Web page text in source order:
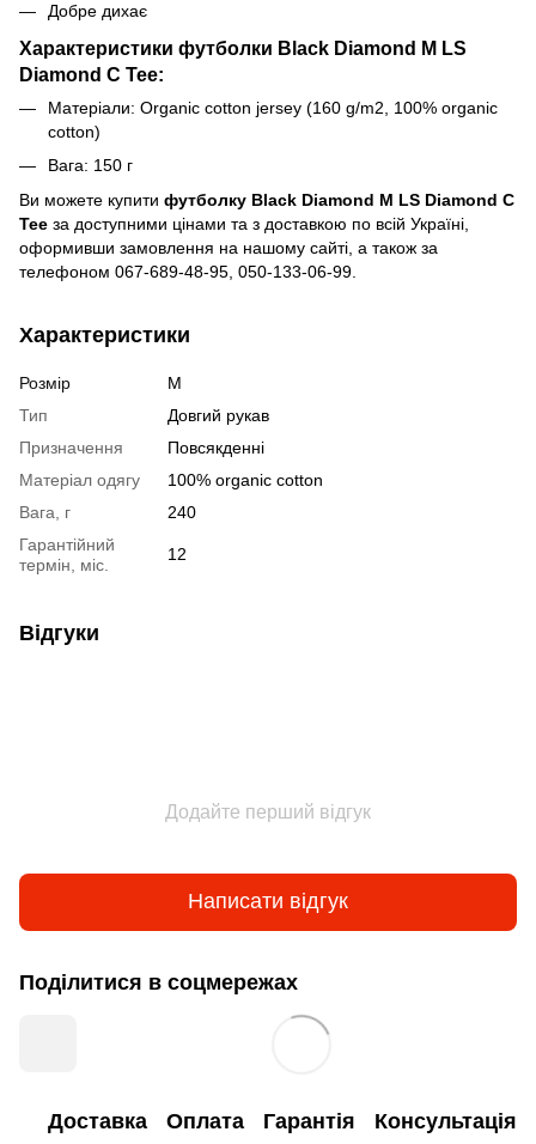
Добре дихає
Характеристики футболки Black Diamond M LS
Diamond C Tee:
Матеріали: Organic cotton jersey (160 g/m2, 100% organic
cotton)
Вага: 150 г
Ви можете купити футболку Black Diamond M LS Diamond C
Tee за доступними цінами та з доставкою по всій Україні,
оформивши замовлення на нашому сайті, а також за
телефоном 067-689-48-95, 050-133-06-99.
Характеристики
Розмір
M
Тип
Довгий рукав
Призначення
Повсякденні
Матеріал одягу
100% organic cotton
Вага, г
240
Гарантійний
термін, міс.
12
Відгуки
Додайте перший відгук
Написати відгук
Поділитися в соцмережах
Доставка Оплата Гарантія Консультація